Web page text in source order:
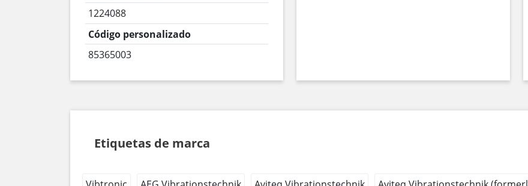
1224088
Código personalizado
85365003
Etiquetas de marca